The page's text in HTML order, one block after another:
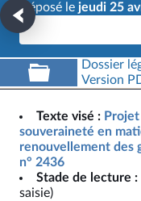
Déposé le jeudi 25
Dossier
Version
Texte visé :
souveraineté en
renouvellement des
n° 2436
Stade de lecture :
saisie)